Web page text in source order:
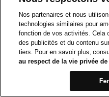
Nos partenaires et nous
technologies similaires pour
fonction de vos activités. Cela
des publicités et du contenu
tiers. Pour en savoir plus,
au respect de la vie privée